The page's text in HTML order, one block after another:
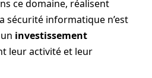
ce domaine, réalisent
sécurité informatique n’est
investissement
leur activité et leur